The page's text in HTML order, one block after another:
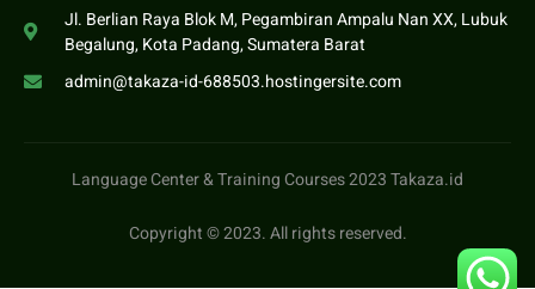
Jl. Berlian Raya Blok M, Pegambiran Ampalu Nan XX, Lubuk
Begalung, Kota Padang, Sumatera Barat
admin@takaza-id-688503.hostingersite.com
Language Center & Training Courses 2023 Takaza.id
Copyright © 2023. All rights reserved.